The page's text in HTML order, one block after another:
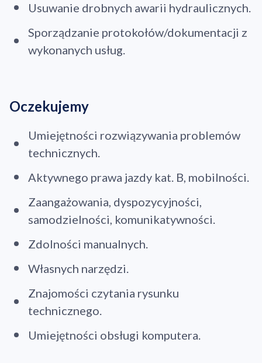
Usuwanie drobnych awarii hydraulicznych.
Sporządzanie protokołów/dokumentacji z
wykonanych usług.
Oczekujemy
Umiejętności rozwiązywania problemów
technicznych.
Aktywnego prawa jazdy kat. B, mobilności.
Zaangażowania, dyspozycyjności,
samodzielności, komunikatywności.
Zdolności manualnych.
Własnych narzędzi.
Znajomości czytania rysunku
technicznego.
Umiejętności obsługi komputera.